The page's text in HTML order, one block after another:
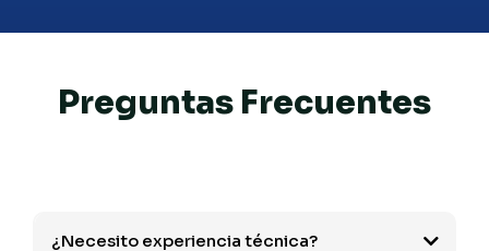
Preguntas Frecuentes
¿Necesito experiencia técnica?